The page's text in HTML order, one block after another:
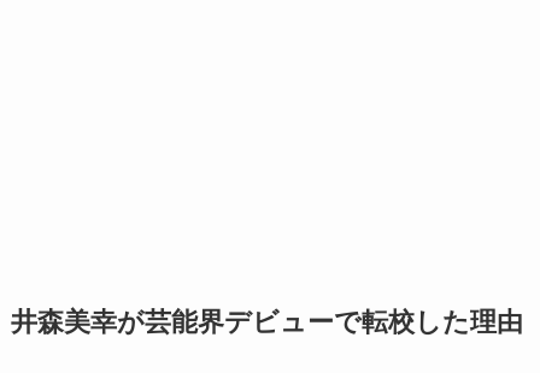
井森美幸が芸能界デビューで転校した理由